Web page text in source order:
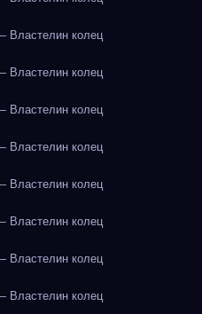
Властелин колец
Властелин колец
Властелин колец
Властелин колец
Властелин колец
Властелин колец
Властелин колец
Властелин колец